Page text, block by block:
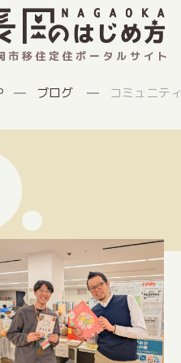
市移住定住ポータルサイト
ブログ コミュニティ